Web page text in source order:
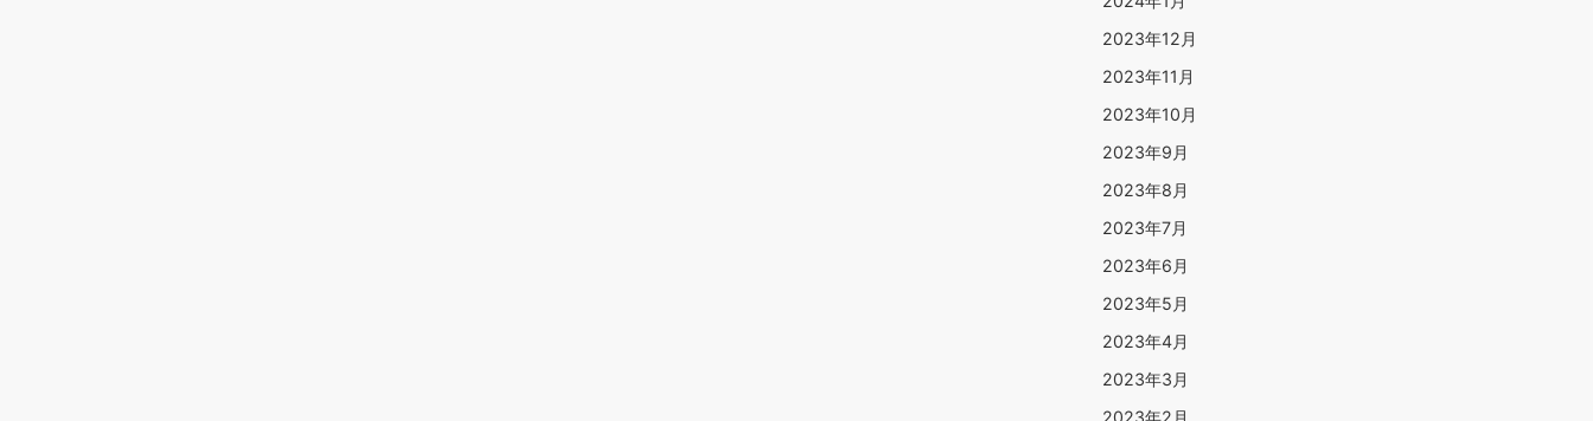
2023年12月
2023年11月
2023年10月
2023年9月
2023年8月
2023年7月
2023年6月
2023年5月
2023年4月
2023年3月
2023年2月